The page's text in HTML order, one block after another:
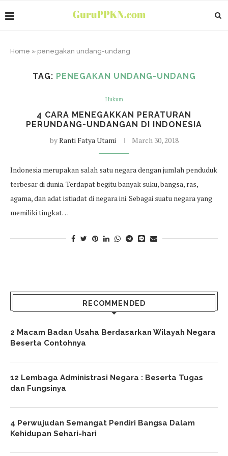
Home » penegakan undang-undang
TAG: PENEGAKAN UNDANG-UNDANG
Hukum
4 CARA MENEGAKKAN PERATURAN
PERUNDANG-UNDANGAN DI INDONESIA
byRanti Fatya Utami March 30, 2018
Indonesia merupakan salah satu negara dengan jumlah penduduk
terbesar di dunia. Terdapat begitu banyak suku, bangsa, ras,
agama, dan adat istiadat di negara ini. Sebagai suatu negara yang
memiliki tingkat…
RECOMMENDED
2 Macam Badan Usaha Berdasarkan Wilayah Negara
Beserta Contohnya
12 Lembaga Administrasi Negara : Beserta Tugas
dan Fungsinya
4 Perwujudan Semangat Pendiri Bangsa Dalam
Kehidupan Sehari-hari